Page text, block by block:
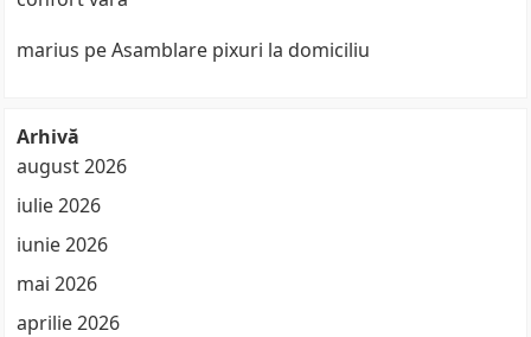
marius peAsamblare pixuri la domiciliu
Arhivă
august 2026
iulie 2026
iunie 2026
mai 2026
aprilie 2026